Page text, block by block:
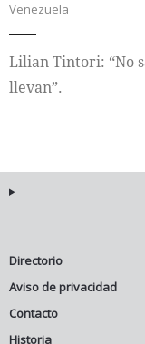
Venezuela
Lilian Tintori: “No
llevan”.
Directorio
Aviso de privacidad
Contacto
Historia